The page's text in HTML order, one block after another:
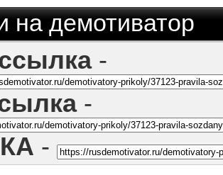
на демотиватор
-
-
-